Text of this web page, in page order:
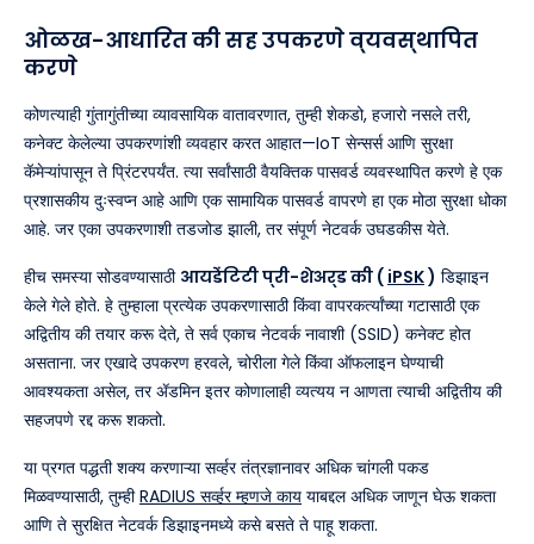
ओळख-आधारित की सह उपकरणे व्यवस्थापित
करणे
कोणत्याही गुंतागुंतीच्या व्यावसायिक वातावरणात, तुम्ही शेकडो, हजारो नसले तरी,
कनेक्ट केलेल्या उपकरणांशी व्यवहार करत आहात—IoT सेन्सर्स आणि सुरक्षा
कॅमेऱ्यांपासून ते प्रिंटरपर्यंत. त्या सर्वांसाठी वैयक्तिक पासवर्ड व्यवस्थापित करणे हे एक
प्रशासकीय दुःस्वप्न आहे आणि एक सामायिक पासवर्ड वापरणे हा एक मोठा सुरक्षा धोका
आहे. जर एका उपकरणाशी तडजोड झाली, तर संपूर्ण नेटवर्क उघडकीस येते.
हीच समस्या सोडवण्यासाठी आयडेंटिटी प्री-शेअर्ड की ( iPSK) डिझाइन
केले गेले होते. हे तुम्हाला प्रत्येक उपकरणासाठी किंवा वापरकर्त्यांच्या गटासाठी एक
अद्वितीय की तयार करू देते, ते सर्व एकाच नेटवर्क नावाशी (SSID) कनेक्ट होत
असताना. जर एखादे उपकरण हरवले, चोरीला गेले किंवा ऑफलाइन घेण्याची
आवश्यकता असेल, तर ॲडमिन इतर कोणालाही व्यत्यय न आणता त्याची अद्वितीय की
सहजपणे रद्द करू शकतो.
या प्रगत पद्धती शक्य करणाऱ्या सर्व्हर तंत्रज्ञानावर अधिक चांगली पकड
मिळवण्यासाठी, तुम्हीRADIUS सर्व्हर म्हणजे काय याबद्दल अधिक जाणून घेऊ शकता
आणि ते सुरक्षित नेटवर्क डिझाइनमध्ये कसे बसते ते पाहू शकता.